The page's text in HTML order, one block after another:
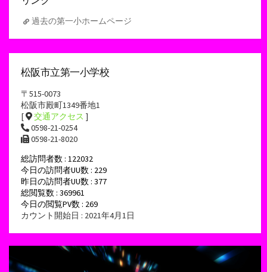
過去の第一小ホームページ
松阪市立第一小学校
〒515-0073
松阪市殿町1349番地1
[
交通アクセス ]
0598-21-0254
0598-21-8020
総訪問者数 : 122032
今日の訪問者UU数 : 229
昨日の訪問者UU数 : 377
総閲覧数 : 369961
今日の閲覧PV数 : 269
カウント開始日 : 2021年4月1日